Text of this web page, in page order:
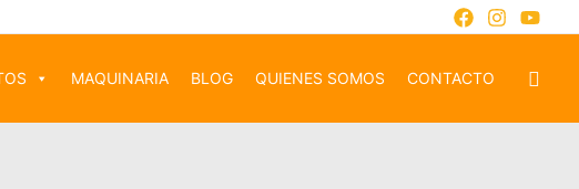
MAQUINARIA BLOG QUIENES SOMOS CONTACTO